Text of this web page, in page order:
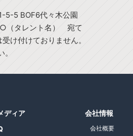
5-5 BOF6代々木公園
タレント名） 宛て
け付けておりません。
ディア
会社情報
会社概要